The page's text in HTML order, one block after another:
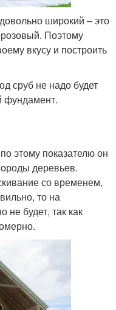
широкий – это
Поэтому
вкусу и построить
сруб не надо будет
фундамент.
этому показателю он
деревьев.
со временем,
то на
будет, так как